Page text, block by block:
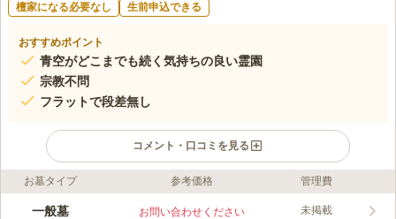
檀家になる必要なし 生前申込できる
おすすめポイント
青空がどこまでも続く気持ちの良い霊園
宗教不問
フラットで段差無し
コメント・口コミを見る
ライフドット編集部のコメント
墓地は緑に囲まれており、四季折々の風景を楽しむことができま
お墓タイプ 参考価格 管理費
一般墓 お問い合わせください 未掲載